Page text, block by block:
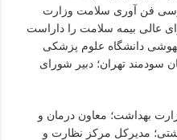
فن آوری سلامت وزارت
عالی بیمه سلامت را داراست
دانشگاه علوم پزشکی
سودمند تهران؛ دبیر شورای
بهداشت؛ معاون درمان و
مدیرکل مرکز نظارت و